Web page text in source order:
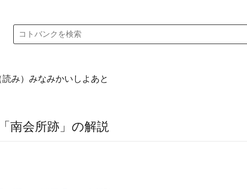
読み）みなみかいしよあと
「南会所跡」の解説